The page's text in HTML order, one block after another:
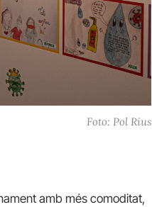
Foto: Pol Rius
amb més comoditat,